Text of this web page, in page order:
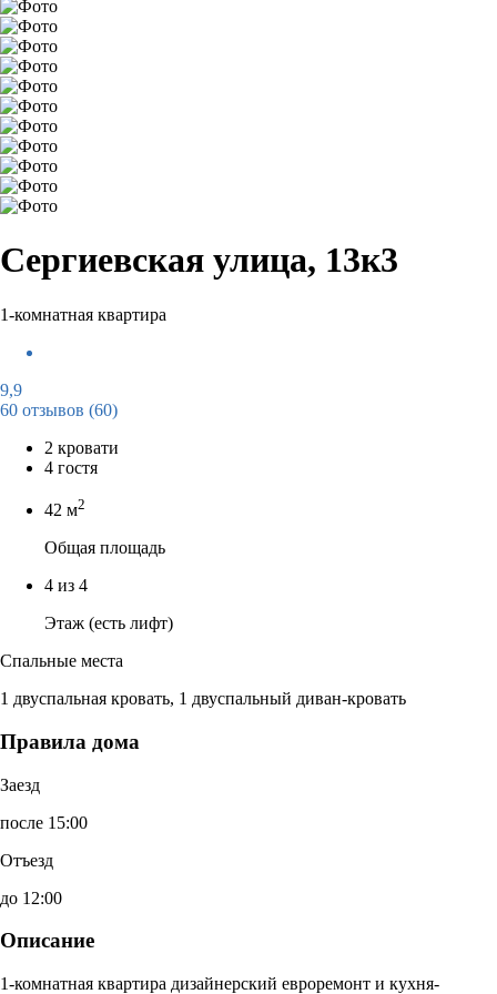
Сергиевская улица, 13к3
1-комнатная квартира
9,9
60 отзывов (60)
2 кровати
4 гостя
42 м2
Общая площадь
4 из 4
Этаж (есть лифт)
Спальные места
1 двуспальная кровать, 1 двуспальный диван-кровать
Правила дома
Заезд
после 15:00
Отъезд
до 12:00
Описание
1-комнатная квартира дизайнерский евроремонт и кухня-